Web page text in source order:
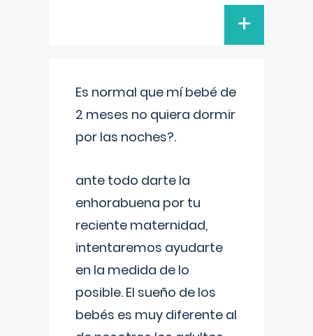
+
Es normal que mí bebé de
2 meses no quiera dormir
por las noches?.
ante todo darte la
enhorabuena por tu
reciente maternidad,
intentaremos ayudarte
en la medida de lo
posible. El sueño de los
bebés es muy diferente al